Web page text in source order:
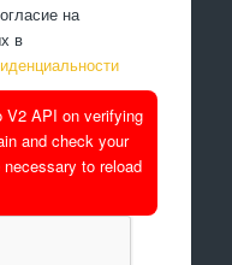
на
в
V2 API on verifying
and check your
to reload